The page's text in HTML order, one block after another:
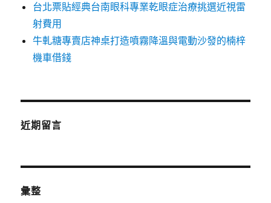
台北票貼經典台南眼科專業乾眼症治療挑選近視雷
射費用
牛軋糖專賣店神桌打造噴霧降溫與電動沙發的楠梓
機車借錢
近期留言
彙整